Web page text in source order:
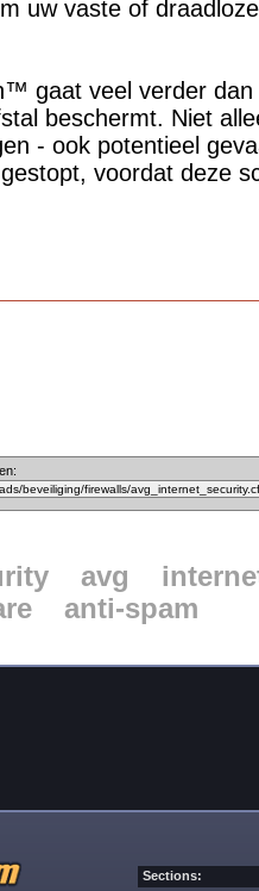
uw vaste of
gaat veel verder
beschermt. Niet
- ook potentieel
voordat deze
avg
anti-spam
Sections: